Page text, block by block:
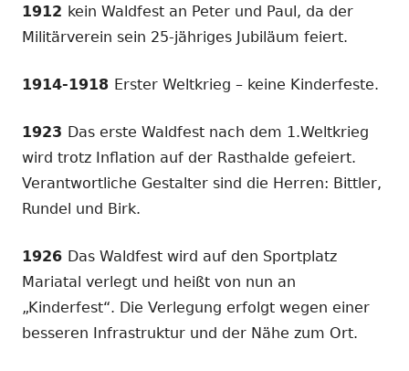
1912 kein Waldfest an Peter und Paul, da der
Militärverein sein 25-jähriges Jubiläum feiert.
1914-1918 Erster Weltkrieg – keine Kinderfeste.
1923 Das erste Waldfest nach dem 1.Weltkrieg
wird trotz Inflation auf der Rasthalde gefeiert.
Verantwortliche Gestalter sind die Herren: Bittler,
Rundel und Birk.
1926 Das Waldfest wird auf den Sportplatz
Mariatal verlegt und heißt von nun an
„Kinderfest“. Die Verlegung erfolgt wegen einer
besseren Infrastruktur und der Nähe zum Ort.